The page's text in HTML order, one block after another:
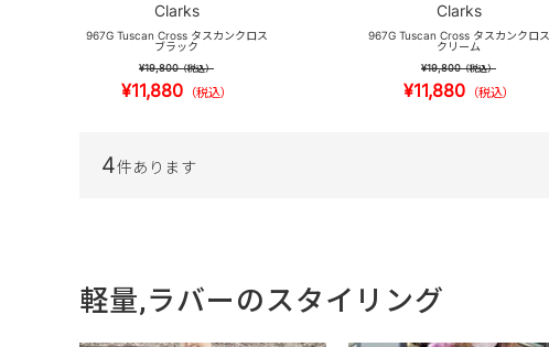
Clarks
967G Tuscan Cross タスカンクロス
ブラック
¥19,800（税込）
¥11,880 （税込）
Clarks
967G Tuscan Cross タスカンクロス
クリーム
¥19,800（税込）
¥11,880 （税込）
4件あります
軽量,ラバーのスタイリング